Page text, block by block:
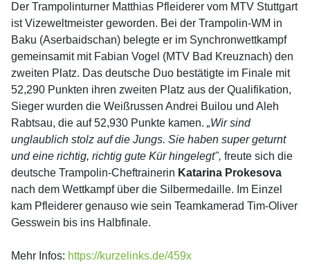
Der Trampolinturner Matthias Pfleiderer vom MTV Stuttgart
ist Vizeweltmeister geworden. Bei der Trampolin-WM in
Baku (Aserbaidschan) belegte er im Synchronwettkampf
gemeinsamit mit Fabian Vogel (MTV Bad Kreuznach) den
zweiten Platz. Das deutsche Duo bestätigte im Finale mit
52,290 Punkten ihren zweiten Platz aus der Qualifikation,
Sieger wurden die Weißrussen Andrei Builou und Aleh
Rabtsau, die auf 52,930 Punkte kamen. „Wir sind
unglaublich stolz auf die Jungs. Sie haben super geturnt
und eine richtig, richtig gute Kür hingelegt", freute sich die
deutsche Trampolin-Cheftrainerin Katarina Prokesova
nach dem Wettkampf über die Silbermedaille. Im Einzel
kam Pfleiderer genauso wie sein Teamkamerad Tim-Oliver
Gesswein bis ins Halbfinale.
Mehr Infos: https://kurzelinks.de/459x